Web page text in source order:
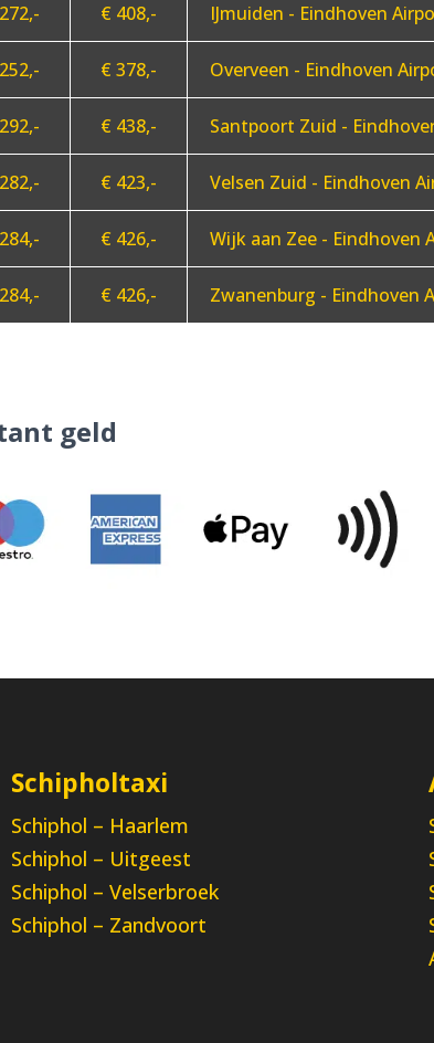
€ 408,- IJmuiden - Eindhoven
€ 378,- Overveen - Eindhoven
€ 438,- Santpoort Zuid -
€ 423,- Velsen Zuid - Eindhoven
€ 426,- Wijk aan Zee - Eindhoven
€ 426,- Zwanenburg - Eindhoven
geld
Schipholtaxi
Schiphol – Haarlem
Schiphol – Uitgeest
Schiphol – Velserbroek
Schiphol – Zandvoort